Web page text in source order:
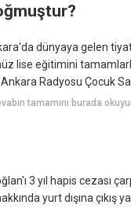
dünyaya gelen
lise eğitimini
Radyosu Çocuk
tamamını burada
3 yıl hapis cezası
yurt dışına